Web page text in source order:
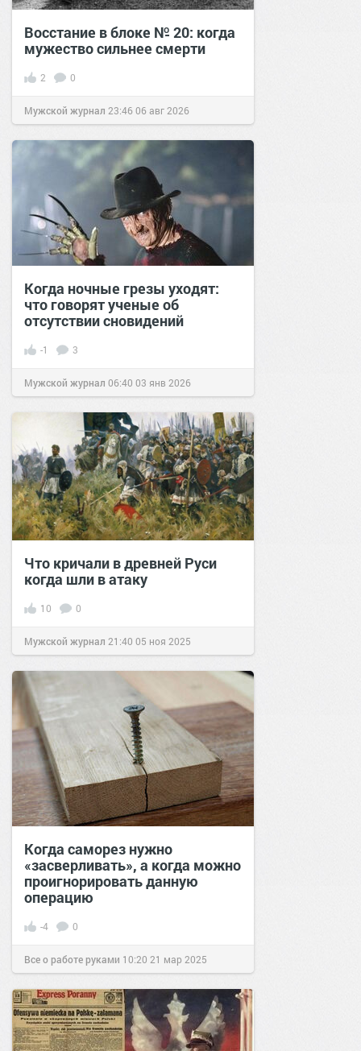
Восстание в блоке № 20: когда
мужество сильнее смерти
2 0
Мужской журнал 23:4606 авг 2026
Когда ночные грезы уходят:
что говорят ученые об
отсутствии сновидений
-1 3
Мужской журнал 06:40 03 янв 2026
Что кричали в древней Руси
когда шли в атаку
10 0
Мужской журнал 21:40 05 ноя 2025
Когда саморез нужно
«засверливать», а когда можно
проигнорировать данную
операцию
-4 0
Все о работе руками 10:20 21 мар 2025